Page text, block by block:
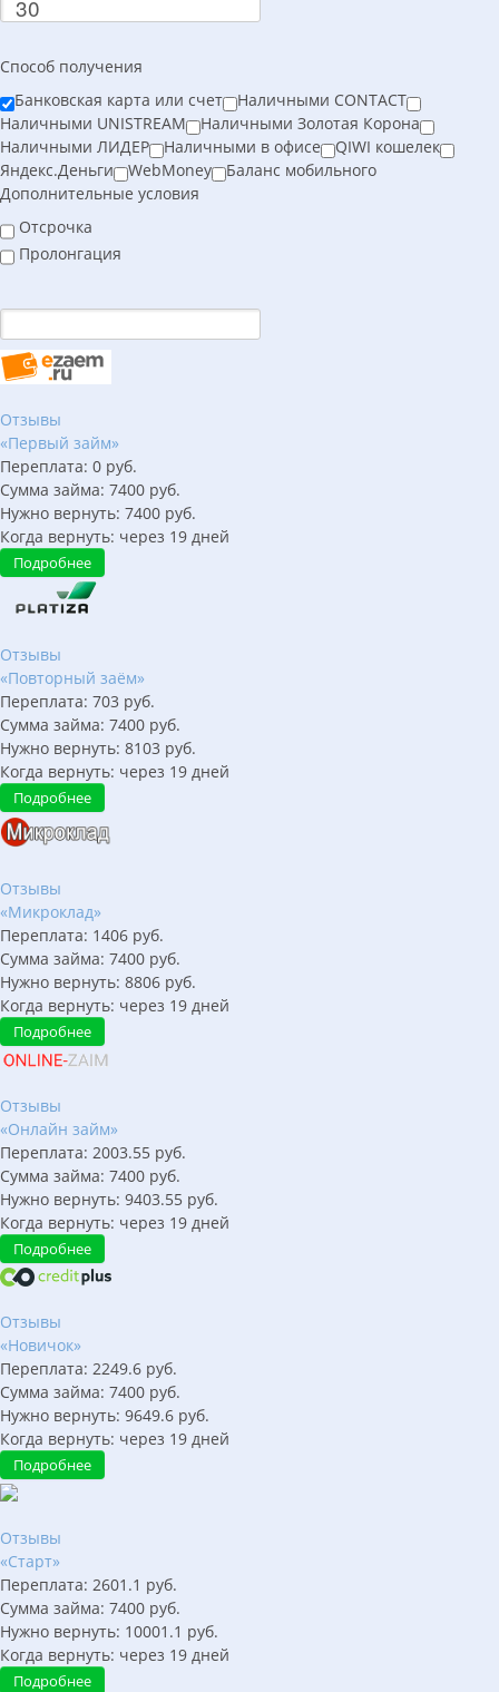
Способ получения
Банковская карта или счет
Наличными CONTACT
Наличными UNISTREAM
Наличными Золотая Корона
Наличными ЛИДЕР
Наличными в офисе
QIWI кошелек
Яндекс.Деньги
WebMoney
Баланс мобильного
Дополнительные условия
Отсрочка
Пролонгация
Отзывы
«Первый займ»
Переплата: 0 руб.
Сумма займа: 7400 руб.
Нужно вернуть: 7400 руб.
Когда вернуть: через 19 дней
Подробнее
Отзывы
«Повторный заём»
Переплата: 703 руб.
Сумма займа: 7400 руб.
Нужно вернуть: 8103 руб.
Когда вернуть: через 19 дней
Подробнее
Отзывы
«Микроклад»
Переплата: 1406 руб.
Сумма займа: 7400 руб.
Нужно вернуть: 8806 руб.
Когда вернуть: через 19 дней
Подробнее
Отзывы
«Онлайн займ»
Переплата: 2003.55 руб.
Сумма займа: 7400 руб.
Нужно вернуть: 9403.55 руб.
Когда вернуть: через 19 дней
Подробнее
Отзывы
«Новичок»
Переплата: 2249.6 руб.
Сумма займа: 7400 руб.
Нужно вернуть: 9649.6 руб.
Когда вернуть: через 19 дней
Подробнее
Отзывы
«Старт»
Переплата: 2601.1 руб.
Сумма займа: 7400 руб.
Нужно вернуть: 10001.1 руб.
Когда вернуть: через 19 дней
Подробнее